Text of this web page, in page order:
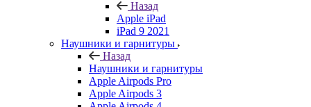
Назад
Apple iPad
iPad 9 2021
Наушники и гарнитуры
Назад
Наушники и гарнитуры
Apple Airpods Pro
Apple Airpods 3